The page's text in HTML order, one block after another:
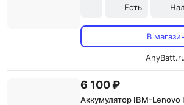
Есть
В
6 100 ₽
Аккумулятор IBM-Lenovo